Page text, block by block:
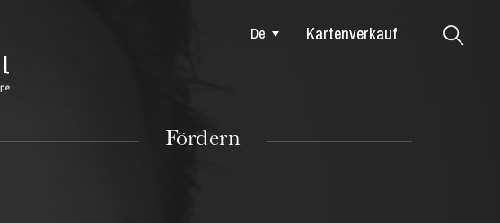
De Kartenverkauf
Fördern